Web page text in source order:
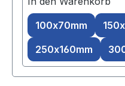
100x70mm
250x160mm